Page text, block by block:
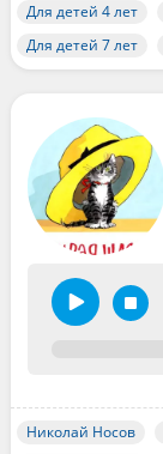
Для детей 4 лет
Для детей 7 лет
Николай Носов